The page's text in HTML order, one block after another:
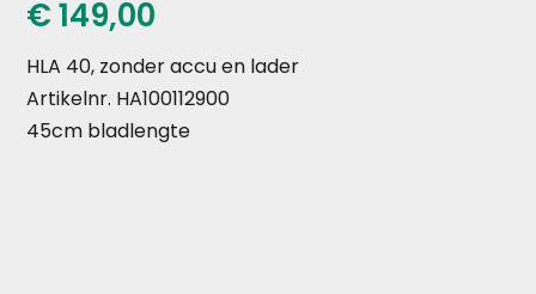
€149,00
HLA 40, zonder accu en lader
Artikelnr. HA100112900
45cm bladlengte